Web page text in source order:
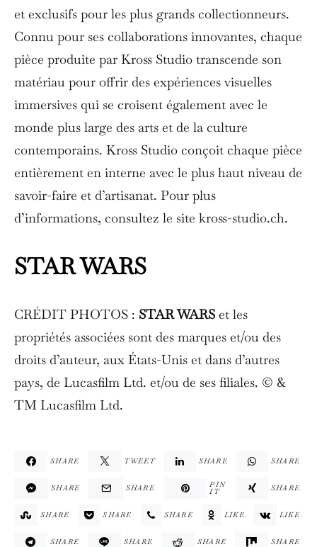
et exclusifs pour les plus grands collectionneurs.
Connu pour ses collaborations innovantes, chaque
pièce produite par Kross Studio transcende son
matériau pour offrir des expériences visuelles
immersives qui se croisent également avec le
monde plus large des arts et de la culture
contemporains. Kross Studio conçoit chaque pièce
entièrement en interne avec le plus haut niveau de
savoir-faire et d’artisanat. Pour plus
d’informations, consultez le site kross-studio.ch.
STAR WARS
CRÉDIT PHOTOS : STAR WARS et les
propriétés associées sont des marques et/ou des
droits d’auteur, aux États-Unis et dans d’autres
pays, de Lucasfilm Ltd. et/ou de ses filiales. © &
TM Lucasfilm Ltd.
SHARE TWEET SHARE SHARE
SHARE SHARE PIN
IT SHARE
SHARE SHARE SHARE LIKE LIKE
SHARE SHARE SHARE SHARE